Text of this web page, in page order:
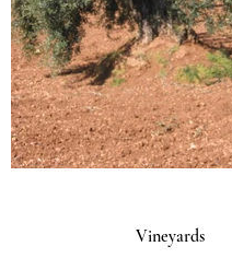
Vineyards